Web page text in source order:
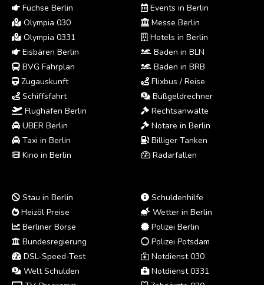
Füchse Berlin
Olympia 030
Olympia 0331
Eisbären Berlin
BVG Fahrplan
Zugauskunft
Schiffsfahrt
Flughäfen Berlin
UBER Berlin
Taxi in Berlin
Kino in Berlin
Events in Berlin
Messe Berlin
Hotels in Berlin
Baden in BLN
Baden in BRB
Flixbus / Reise
Bußgeldrechner
Rechtsanwälte
Notare in Berlin
Billiger Tanken
Radarfallen
Stau in Berlin
Heizöl Preise
Berliner Börse
Bundesregierung
DSL-Speed-Test
Welt Schulden
Schuldenhilfe
Wetter in Berlin
Polizei Berlin
Polizei Potsdam
Notdienst 030
Notdienst 0331